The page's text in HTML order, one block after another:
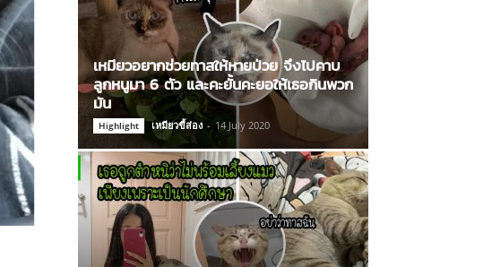
เหมียวอยากช่วยทาสให้หายป่วย จึงไปคาบ
ลูกหนูมา 6 ตัว และคะยั้นคะยอให้เธอกินพวก
มัน
Highlight เหมียวขี้ส่อง - 14 July 2020